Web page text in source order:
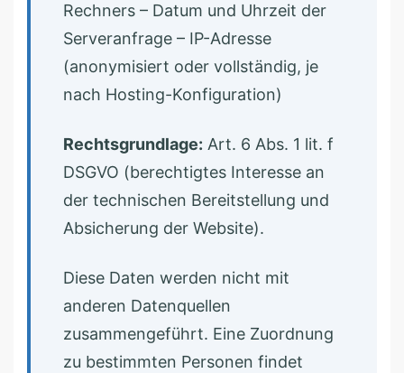
Rechners – Datum und Uhrzeit der
Serveranfrage – IP-Adresse
(anonymisiert oder vollständig, je
nach Hosting-Konfiguration)
Rechtsgrundlage: Art. 6 Abs. 1 lit. f
DSGVO (berechtigtes Interesse an
der technischen Bereitstellung und
Absicherung der Website).
Diese Daten werden nicht mit
anderen Datenquellen
zusammengeführt. Eine Zuordnung
zu bestimmten Personen findet